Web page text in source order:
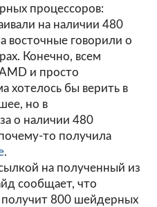
процессоров:
на наличии 480
восточные говорили о
Конечно, всем
и просто
хотелось бы верить в
но в
о наличии 480
то получила
.
на полученный из
сообщает, что
получит 800 шейдерных